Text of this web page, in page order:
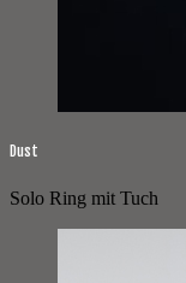
Dust
Solo Ring mit Tuch